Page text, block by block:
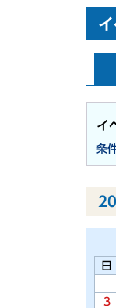
イ
条
日
3